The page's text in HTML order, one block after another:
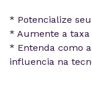
* Potencialize
* Aumente a taxa
* Entenda como
influencia na